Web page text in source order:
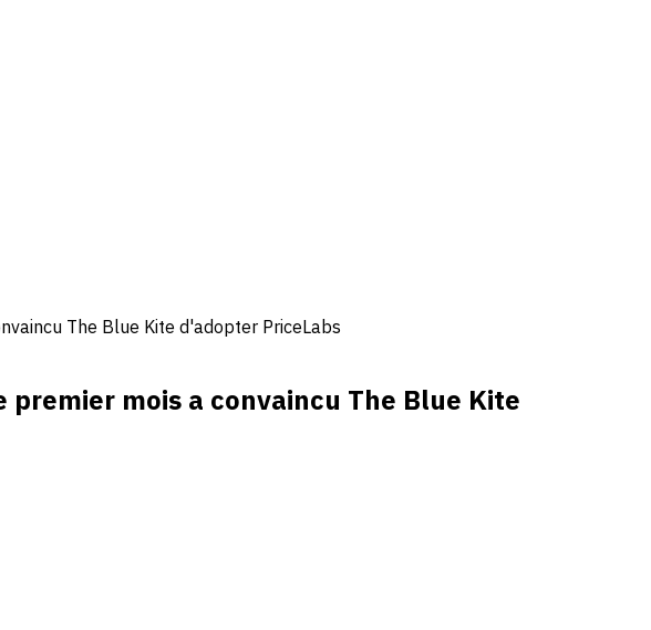
The Blue Kite d'adopter PriceLabs
mois a convaincu The Blue Kite